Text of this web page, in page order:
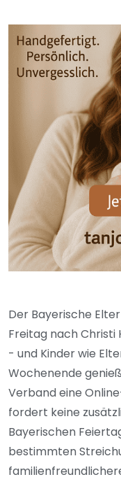
Der Bayerische
Freitag nach
- und Kinder wie
Wochenende
Verband eine
fordert keine
Bayerischen
bestimmten